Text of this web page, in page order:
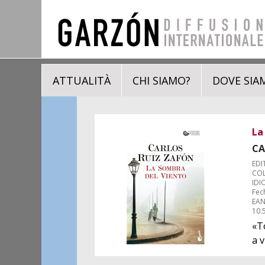
ATTUALITÀ CHI SIAMO? DOVE
a